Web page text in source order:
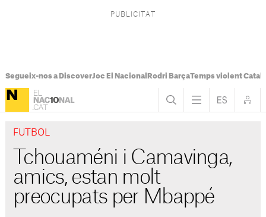
Segueix-nos a DiscoverJoc El Nacional Rodri BarçaTemps violent
FUTBOL
Tchouaméni i Camavinga,
amics, estan molt
preocupats per Mbappé